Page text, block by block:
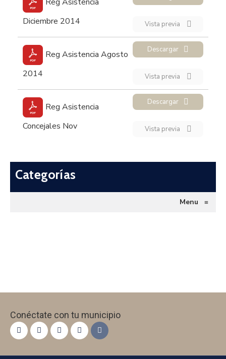
Diciembre 2014
Vista previa
Reg Asistencia Agosto
2014
Descargar
Vista previa
Reg Asistencia
Concejales Nov
Descargar
Vista previa
Categorías
Menu ≡
Conéctate con tu municipio